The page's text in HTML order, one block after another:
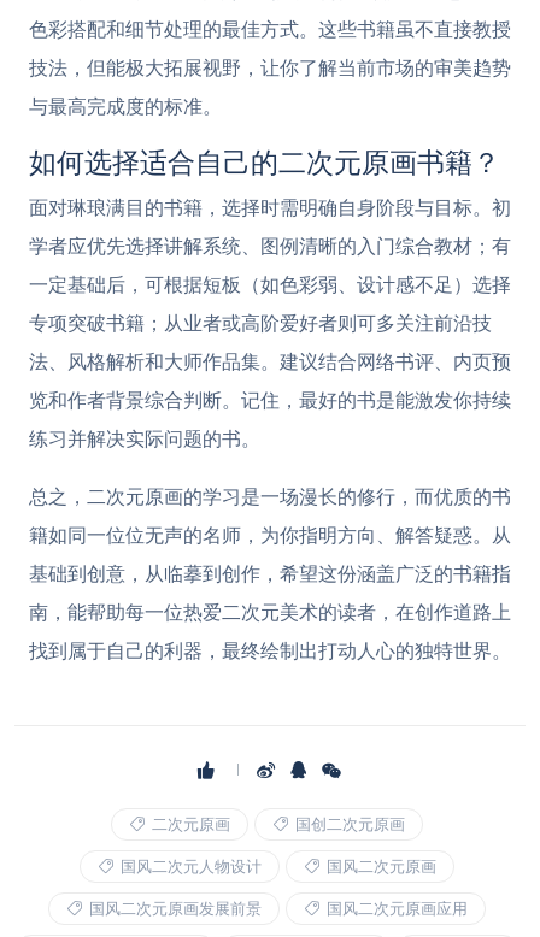
色彩搭配和细节处理的最佳方式。这些书籍虽不直接教授
技法，但能极大拓展视野，让你了解当前市场的审美趋势
与最高完成度的标准。
如何选择适合自己的二次元原画书籍？
面对琳琅满目的书籍，选择时需明确自身阶段与目标。初
学者应优先选择讲解系统、图例清晰的入门综合教材；有
一定基础后，可根据短板（如色彩弱、设计感不足）选择
专项突破书籍；从业者或高阶爱好者则可多关注前沿技
法、风格解析和大师作品集。建议结合网络书评、内页预
览和作者背景综合判断。记住，最好的书是能激发你持续
练习并解决实际问题的书。
总之，二次元原画的学习是一场漫长的修行，而优质的书
籍如同一位位无声的名师，为你指明方向、解答疑惑。从
基础到创意，从临摹到创作，希望这份涵盖广泛的书籍指
南，能帮助每一位热爱二次元美术的读者，在创作道路上
找到属于自己的利器，最终绘制出打动人心的独特世界。
二次元原画
国创二次元原画
国风二次元人物设计
国风二次元原画
国风二次元原画发展前景
国风二次元原画应用